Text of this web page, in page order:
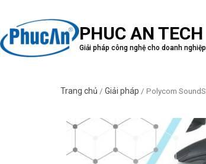
PHUC AN TECH
Giải pháp công nghệ cho doanh nghiệp
Trang chủ / Giải pháp / Polycom